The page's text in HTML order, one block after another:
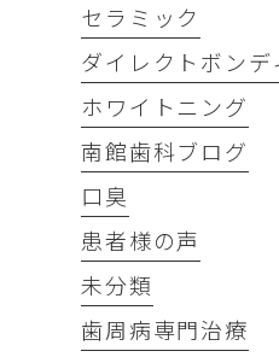
セラミック
ダイレクトボンデ
ホワイトニング
南館歯科ブログ
口臭
患者様の声
未分類
歯周病専門治療